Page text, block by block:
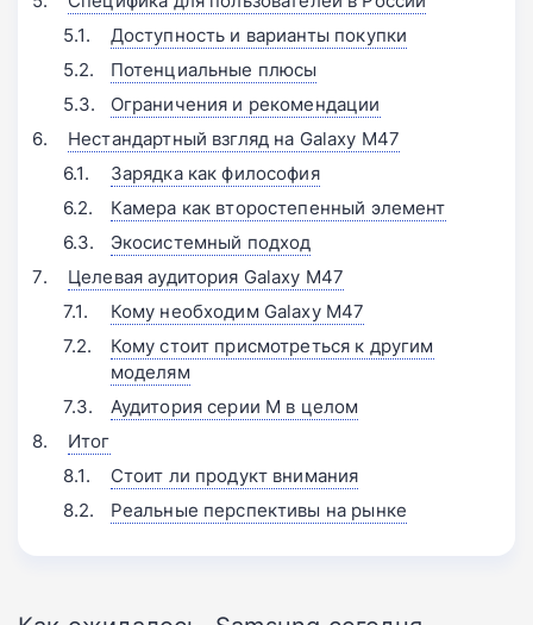
Доступность и варианты покупки
Потенциальные плюсы
Ограничения и рекомендации
Нестандартный взгляд на Galaxy M47
Зарядка как философия
Камера как второстепенный элемент
Экосистемный подход
Целевая аудитория Galaxy M47
Кому необходим Galaxy M47
Кому стоит присмотреться к другим
моделям
Аудитория серии M в целом
Итог
Стоит ли продукт внимания
Реальные перспективы на рынке